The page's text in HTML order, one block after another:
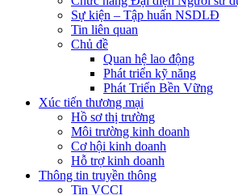
Sự kiện – Tập huấn NSDLĐ
Tin liên quan
Chủ đề
Quan hệ lao động
Phát triển kỹ năng
Phát Triển Bền Vững
Xúc tiến thương mại
Hồ sơ thị trường
Môi trường kinh doanh
Cơ hội kinh doanh
Hỗ trợ kinh doanh
Thông tin truyền thông
Tin VCCI